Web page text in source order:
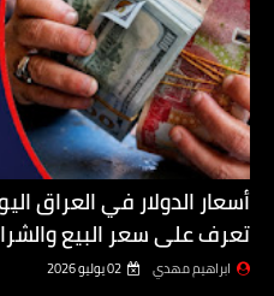
تعرف على سعر البيع
ابراهيم مهدي 02 يوليو 2026